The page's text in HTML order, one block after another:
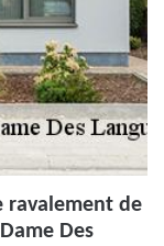
ravalement de
Des